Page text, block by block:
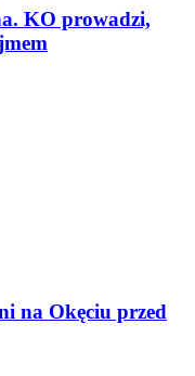
KO prowadzi,
na Okęciu przed